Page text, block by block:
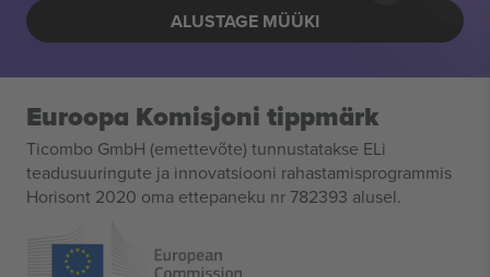
ALUSTAGE MÜÜKI
Euroopa Komisjoni tippmärk
Ticombo GmbH (emettevõte) tunnustatakse ELi
teadusuuringute ja innovatsiooni rahastamisprogrammis
Horisont 2020 oma ettepaneku nr 782393 alusel.